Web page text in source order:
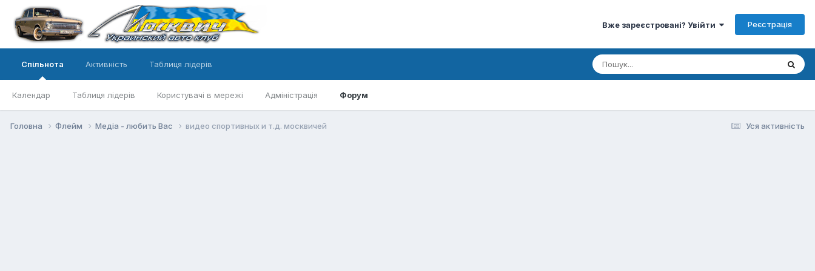
Вже зареєстровані? Увійти Реєстрація
Спільнота
Календар Таблиця лідерів Користувачі в мережі Адміністрація Форум
Активність Таблиця лідерів
Уся активність
Головна Флейм Медіа - любить Вас видео спортивных и т.д. москвичей